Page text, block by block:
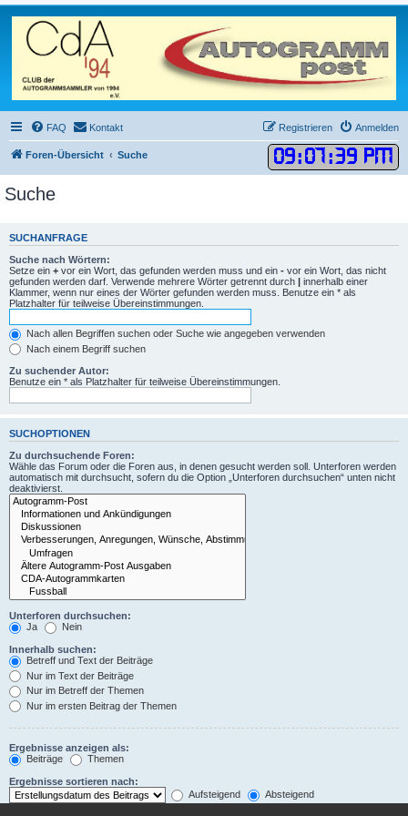
FAQ Kontakt Anmelden
Registrieren
Foren-Übersicht Suche 09:07:39 PM
Suche
SUCHANFRAGE
Suche nach Wörtern:
Setze ein + vor ein Wort, das gefunden werden muss und ein - vor ein Wort, das nicht
gefunden werden darf. Verwende mehrere Wörter getrennt durch | innerhalb einer
Klammer, wenn nur eines der Wörter gefunden werden muss. Benutze ein * als
Platzhalter für teilweise Übereinstimmungen.
Nach allen Begriffen suchen oder Suche wie angegeben verwenden
Nach einem Begriff suchen
Zu suchender Autor:
Benutze ein * als Platzhalter für teilweise Übereinstimmungen.
SUCHOPTIONEN
Zu durchsuchende Foren:
Wähle das Forum oder die Foren aus, in denen gesucht werden soll. Unterforen werden
automatisch mit durchsucht, sofern du die Option „Unterforen durchsuchen“ unten nicht
deaktivierst.
Unterforen durchsuchen:
Ja
Nein
Innerhalb suchen:
Betreff und Text der Beiträge
Nur im Text der Beiträge
Nur im Betreff der Themen
Nur im ersten Beitrag der Themen
Ergebnisse anzeigen als:
Beiträge
Themen
Ergebnisse sortieren nach:
Aufsteigend
Absteigend